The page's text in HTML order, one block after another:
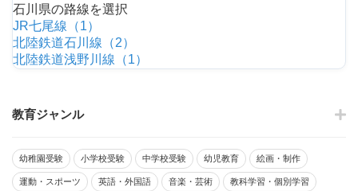
石川県の路線を選択
JR七尾線（1）
北陸鉄道石川線（2）
北陸鉄道浅野川線（1）
教育ジャンル
幼稚園受験 小学校受験 中学校受験 幼児教育 絵画・制作
運動・スポーツ 英語・外国語 音楽・芸術 教科学習・個別学習